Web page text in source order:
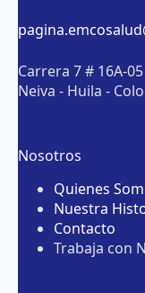
Carrera 7 # 16A-05
Neiva - Huila -
Nosotros
Quienes
Nuestra
Contacto
Trabaja con